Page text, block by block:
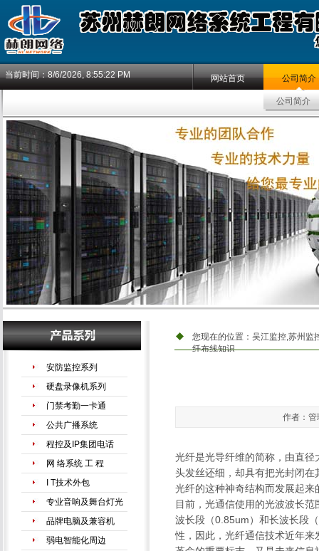
当前时间：8/6/2026, 8:55:23 PM 网站首页 公司简介
公司简介
安防监控系列
硬盘录像机系列
门禁考勤一卡通
公共广播系统
程控及IP集团电话
网 络系统 工 程
I T技术外包
专业音响及舞台灯光
品牌电脑及兼容机
弱电智能化周边
您现在的位置： 吴江监控,苏州监
纤布线知识
作者：
光纤是光导纤维的简称，由直
头发丝还细，却具有把光封闭
光纤的这种神奇结构而发展起
目前，光通信使用的光波波长
波长段（0.85um）和长波长段
性，因此，光纤通信技术近年